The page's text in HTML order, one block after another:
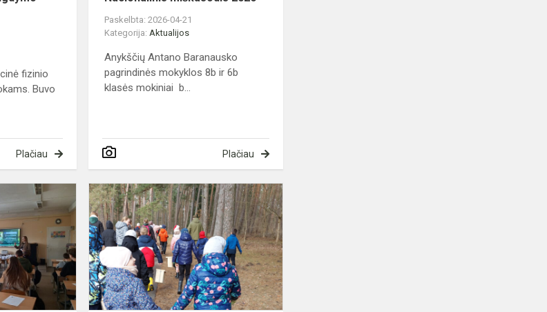
fizinio
Buvo
Plačiau
Paskelbta: 2026-04-21
Kategorija:Aktualijos
Anykščių Antano Baranausko
pagrindinės mokyklos 8b ir 6b
klasės mokiniai b...
Plačiau
Edukacija:
klimato
kaita
ir
Lietuvos
žemės
ūkis
Paukščiai